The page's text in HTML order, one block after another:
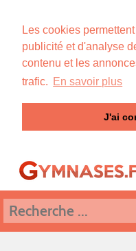
Les cookies
publicité et d'analyse
contenu et les
trafic. En savoir plus
J'ai